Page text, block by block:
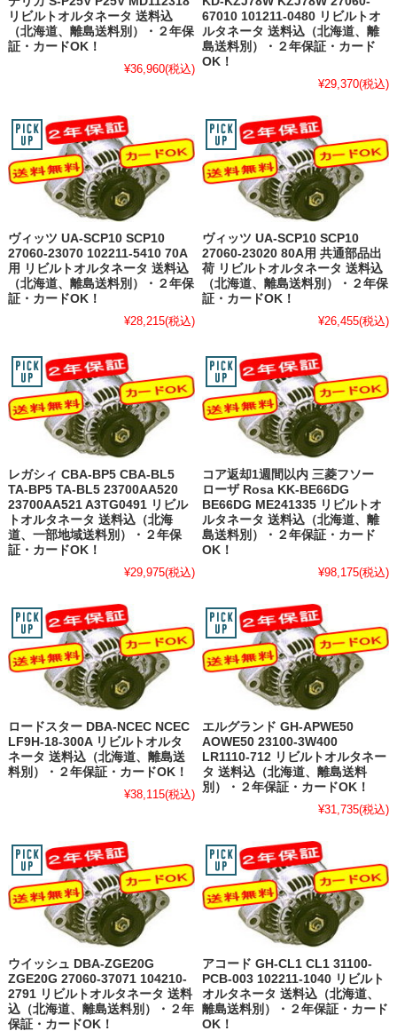
リビルトオルタネータ 送料込
（北海道、離島送料別）・２年保
証・カードOK！
¥36,960(税込)
67010 101211-0480 リビルトオ
ルタネータ 送料込（北海道、離
島送料別）・２年保証・カード
OK！
¥29,370(税込)
ヴィッツ UA-SCP10 SCP10
27060-23070 102211-5410 70A
用 リビルトオルタネータ 送料込
（北海道、離島送料別）・２年保
証・カードOK！
¥28,215(税込)
ヴィッツ UA-SCP10 SCP10
27060-23020 80A用 共通部品出
荷 リビルトオルタネータ 送料込
（北海道、離島送料別）・２年保
証・カードOK！
¥26,455(税込)
レガシィ CBA-BP5 CBA-BL5
TA-BP5 TA-BL5 23700AA520
23700AA521 A3TG0491 リビル
トオルタネータ 送料込（北海
道、一部地域送料別）・２年保
証・カードOK！
¥29,975(税込)
コア返却1週間以内 三菱フソー
ローザ Rosa KK-BE66DG
BE66DG ME241335 リビルトオ
ルタネータ 送料込（北海道、離
島送料別）・２年保証・カード
OK！
¥98,175(税込)
ロードスター DBA-NCEC NCEC
LF9H-18-300A リビルトオルタ
ネータ 送料込（北海道、離島送
料別）・２年保証・カードOK！
¥38,115(税込)
エルグランド GH-APWE50
AOWE50 23100-3W400
LR1110-712 リビルトオルタネー
タ 送料込（北海道、離島送料
別）・２年保証・カードOK！
¥31,735(税込)
ウイッシュ DBA-ZGE20G
ZGE20G 27060-37071 104210-
2791 リビルトオルタネータ 送料
込（北海道、離島送料別）・２年
保証・カードOK！
アコード GH-CL1 CL1 31100-
PCB-003 102211-1040 リビルト
オルタネータ 送料込（北海道、
離島送料別）・２年保証・カード
OK！